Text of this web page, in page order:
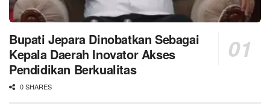
Bupati Jepara Dinobatkan Sebagai
Kepala Daerah Inovator Akses
Pendidikan Berkualitas
0 SHARES